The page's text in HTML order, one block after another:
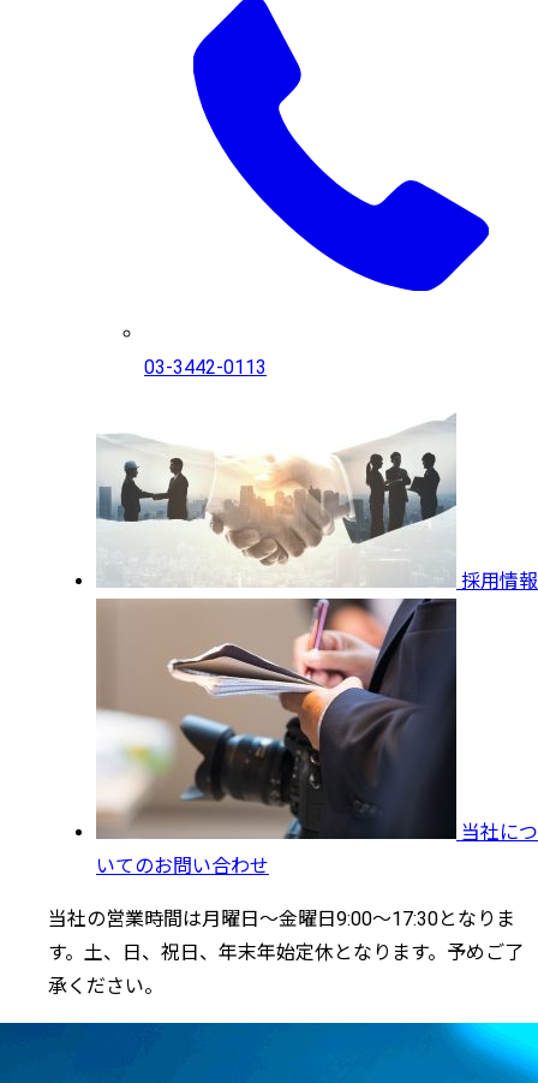
03-3442-0113
採用情報
当社につ
いてのお問い合わせ
当社の営業時間は月曜日～金曜日9:00～17:30となりま
す。土、日、祝日、年末年始定休となります。予めご了
承ください。